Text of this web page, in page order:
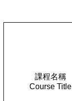
課程名稱
Course Title